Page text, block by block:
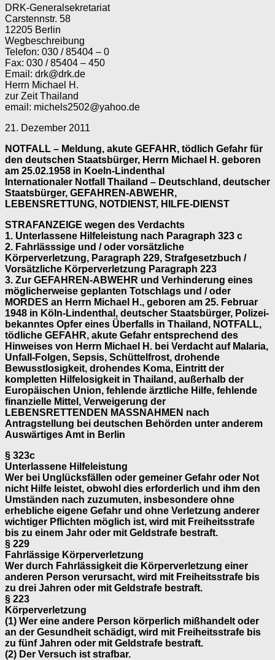
DRK-Generalsekretariat
Carstennstr. 58
12205 Berlin
Wegbeschreibung
Telefon: 030 / 85404 – 0
Fax: 030 / 85404 – 450
Email: drk@drk.de
Herrn Michael H.
zur Zeit Thailand
email: michels250​2@yahoo.de
21. Dezember 2011
NOTFALL – Meldung, akute GEFAHR, tödlich Gefahr für
den deutschen Staatsbürger, Herrn Michael H. geboren
am 25.02.1958 in Koeln-Lindenthal
Internationaler Notfall Thailand – Deutschland, deutscher
Staatsbürger, GEFAHREN-ABWEHR,
LEBENSRETTUNG, NOTDIENST, HILFE-DIENST
STRAFANZEIGE wegen des Verdachts
1. Unterlassene Hilfeleistung nach Paragraph 323 c
2. Fahrlässsige und / oder vorsätzliche
Körperverletzung, Paragraph 229, Strafgesetzbuch /
Vorsätzliche Körperverletzung Paragraph 223
3. Zur GEFAHREN-ABWEHR und Verhinderung eines
möglicherweise geplanten Totschlags und / oder
MORDES an Herrn Michael H., geboren am 25. Februar
1948 in Köln-Lindenthal, deutscher Staatsbürger, Polizei-
bekanntes Opfer eines Überfalls in Thailand, NOTFALL,
tödliche GEFAHR, akute Gefahr entsprechend des
Hinweises von Herrn Michael H. bei Verdacht auf Malaria,
Unfall-Folgen, Sepsis, Schüttelfrost, drohende
Bewusstlosigkeit, drohendes Koma, Eintritt der
kompletten Hilfelosigkeit in Thailand, außerhalb der
Europäischen Union, fehlende ärztliche Hilfe, fehlende
finanzielle Mittel, Verweigerung der
LEBENSRETTENDEN MASSNAHMEN nach
Antragstellung bei deutschen Behörden unter anderem
Auswärtiges Amt in Berlin
§ 323c
Unterlassene Hilfeleistung
Wer bei Unglücksfällen oder gemeiner Gefahr oder Not
nicht Hilfe leistet, obwohl dies erforderlich und ihm den
Umständen nach zuzumuten, insbesondere ohne
erhebliche eigene Gefahr und ohne Verletzung anderer
wichtiger Pflichten möglich ist, wird mit Freiheitsstrafe
bis zu einem Jahr oder mit Geldstrafe bestraft.
§ 229
Fahrlässige Körperverletzung
Wer durch Fahrlässigkeit die Körperverletzung einer
anderen Person verursacht, wird mit Freiheitsstrafe bis
zu drei Jahren oder mit Geldstrafe bestraft.
§ 223
Körperverletzung
(1) Wer eine andere Person körperlich mißhandelt oder
an der Gesundheit schädigt, wird mit Freiheitsstrafe bis
zu fünf Jahren oder mit Geldstrafe bestraft.
(2) Der Versuch ist strafbar.